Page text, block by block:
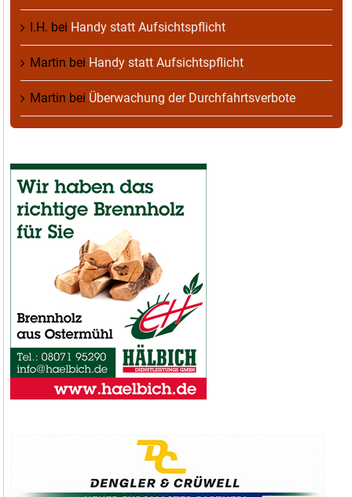
I.H. bei Handy statt Aufsichtspflicht
Martin bei Handy statt Aufsichtspflicht
Martin bei Überwachung der Durchfahrtsverbote